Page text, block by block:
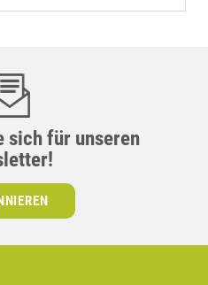
sich für unseren